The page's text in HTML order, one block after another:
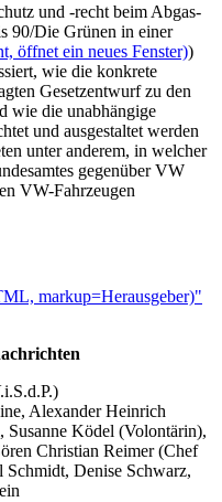
und -recht beim Abgas-
90/Die Grünen in einer
öffnet ein neues Fenster))
wie die konkrete
Gesetzentwurf zu den
wie die unabhängige
und ausgestaltet werden
unter anderem, in welcher
gegenüber VW
VW-Fahrzeugen
markup=Herausgeber)"
Alexander Heinrich
Susanne Ködel (Volontärin),
Christian Reimer (Chef
Denise Schwarz,